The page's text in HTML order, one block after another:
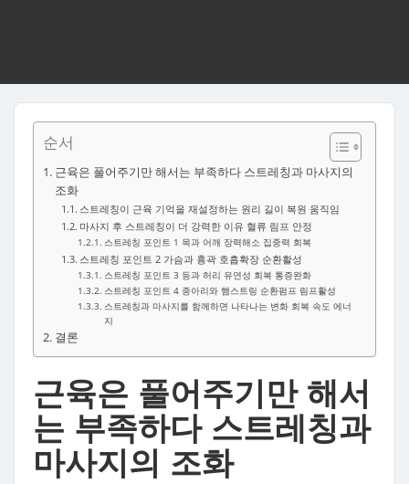
순서
근육은 풀어주기만 해서는 부족하다 스트레칭과 마사지의
조화
스트레칭이 근육 기억을 재설정하는 원리 길이 복원 움직임
마사지 후 스트레칭이 더 강력한 이유 혈류 림프 안정
스트레칭 포인트 1 목과 어깨 장력해소 집중력 회복
스트레칭 포인트 2 가슴과 흉곽 호흡확장 순환활성
스트레칭 포인트 3 등과 허리 유연성 회복 통증완화
스트레칭 포인트 4 종아리와 햄스트링 순환펌프 림프활성
스트레칭과 마사지를 함께하면 나타나는 변화 회복 속도 에너
지
결론
근육은 풀어주기만 해서
는 부족하다 스트레칭과
마사지의 조화